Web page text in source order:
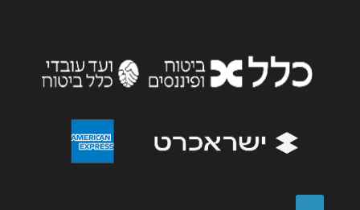
אנא חזרו אלי בקשר ל...